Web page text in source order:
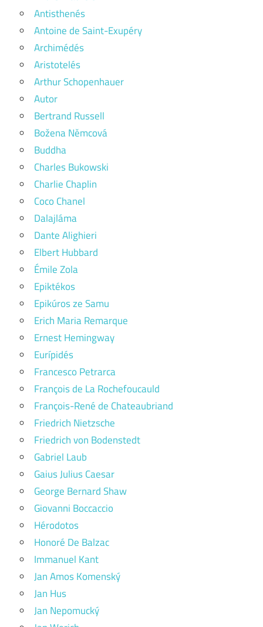
Antisthenés
Antoine de Saint-Exupéry
Archimédés
Aristotelés
Arthur Schopenhauer
Autor
Bertrand Russell
Božena Němcová
Buddha
Charles Bukowski
Charlie Chaplin
Coco Chanel
Dalajláma
Dante Alighieri
Elbert Hubbard
Émile Zola
Epiktékos
Epikúros ze Samu
Erich Maria Remarque
Ernest Hemingway
Eurípidés
Francesco Petrarca
François de La Rochefoucauld
François-René de Chateaubriand
Friedrich Nietzsche
Friedrich von Bodenstedt
Gabriel Laub
Gaius Julius Caesar
George Bernard Shaw
Giovanni Boccaccio
Hérodotos
Honoré De Balzac
Immanuel Kant
Jan Amos Komenský
Jan Hus
Jan Nepomucký